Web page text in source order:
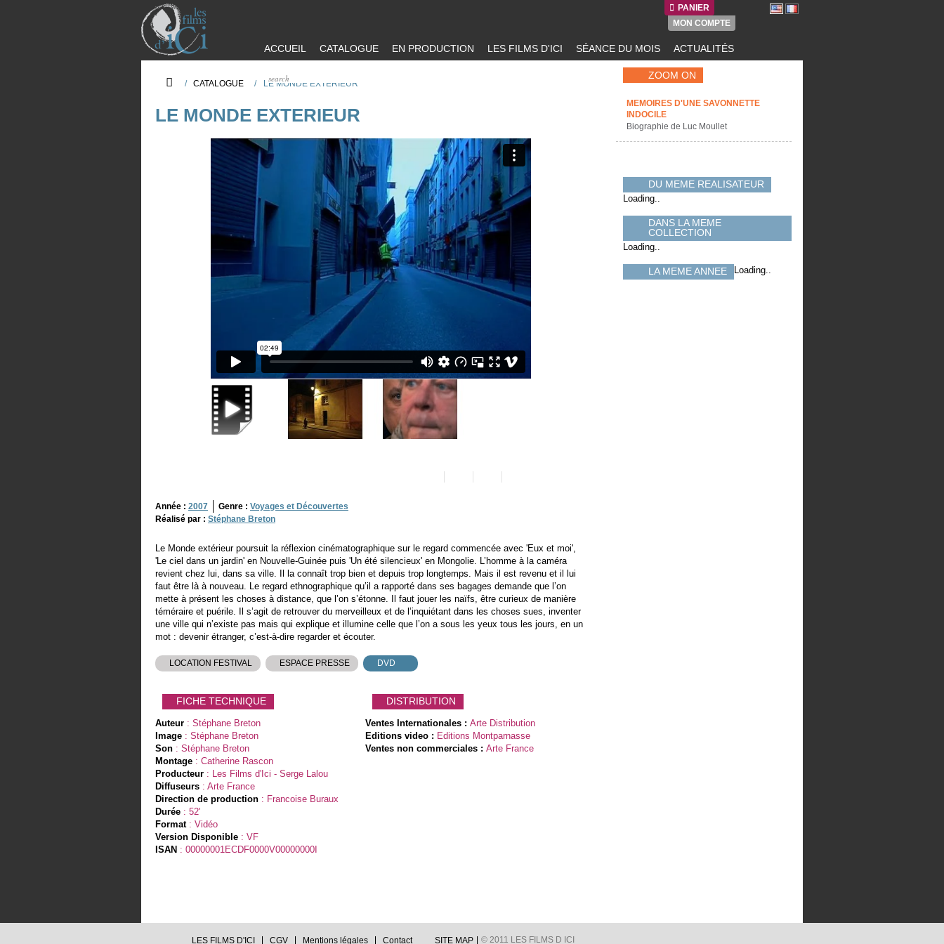
PANIER
MON COMPTE
ACCUEIL CATALOGUE EN PRODUCTION LES FILMS D'ICI SÉANCE DU MOIS ACTUALITÉS
/ CATALOGUE / LE MONDE EXTERIEUR
LE MONDE EXTERIEUR
Année : 2007 Genre : Voyages et Découvertes
Réalisé par : Stéphane Breton
Le Monde extérieur poursuit la réflexion cinématographique sur le regard commencée avec 'Eux et moi',
'Le ciel dans un jardin' en Nouvelle-Guinée puis 'Un été silencieux' en Mongolie. L’homme à la caméra
revient chez lui, dans sa ville. Il la connaît trop bien et depuis trop longtemps. Mais il est revenu et il lui
faut être là à nouveau. Le regard ethnographique qu’il a rapporté dans ses bagages demande que l’on
mette à présent les choses à distance, que l’on s’étonne. Il faut jouer les naïfs, être curieux de manière
téméraire et puérile. Il s’agit de retrouver du merveilleux et de l’inquiétant dans les choses sues, inventer
une ville qui n’existe pas mais qui explique et illumine celle que l’on a sous les yeux tous les jours, en un
mot : devenir étranger, c’est-à-dire regarder et écouter.
LOCATION FESTIVAL ESPACE PRESSE DVD
FICHE TECHNIQUE
Auteur : Stéphane Breton
Image : Stéphane Breton
Son : Stéphane Breton
Montage : Catherine Rascon
Producteur : Les Films d'Ici - Serge Lalou
Diffuseurs : Arte France
Direction de production : Francoise Buraux
Durée : 52'
Format: Vidéo
Version Disponible : VF
ISAN : 00000001ECDF0000V00000000I
DISTRIBUTION
Ventes Internationales : Arte Distribution
Editions video : Editions Montparnasse
Ventes non commerciales : Arte France
ZOOM ON
MEMOIRES D'UNE SAVONNETTE
INDOCILE
Biographie de Luc Moullet
DU MEME REALISATEUR
Loading..
DANS LA MEME
COLLECTION
Loading..
LA MEME ANNEE Loading..
LES FILMS D'ICI CGV Mentions légales Contact SITE MAP © 2011 LES FILMS D ICI